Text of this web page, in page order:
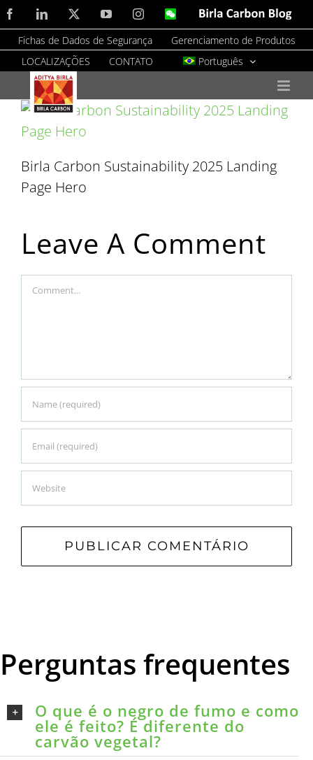
Skip
to
content
FacebookLinkedIn YouTubeInstagramWeChatBirla
Blog
Fichas de Dados de Segurança
Gerenciamento de Produtos
LOCALIZAÇÕES
CONTATO Português
Birla Carbon Sustainability 2025 Landing
Page Hero
Leave A Comment
Comment
Perguntas frequentes
O que é o negro de fumo e como
ele é feito? É diferente do
carvão vegetal?